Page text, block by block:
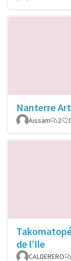
Nanterre
Aissam
2
de l’Ile
CALDERERO